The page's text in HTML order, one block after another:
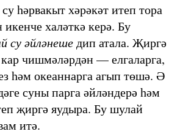
һәрвакыт хәрәкәт итеп тора
икенче халәткә керә. Бу
су әйләнешедип атала. Җиргә
чиш­мәләрдән — елгаларга,
һәм океаннарга агып төшә. Ә
суны парга әйләндерә һәм
җиргә яудыра. Бу шулай
итә.